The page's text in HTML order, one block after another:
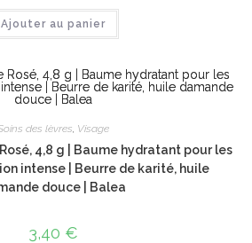
Ajouter au panier
des lèvres Visage
4,8 g | Baume hydratant pour les
intense | Beurre de karité, huile
douce | Balea
3,40 €